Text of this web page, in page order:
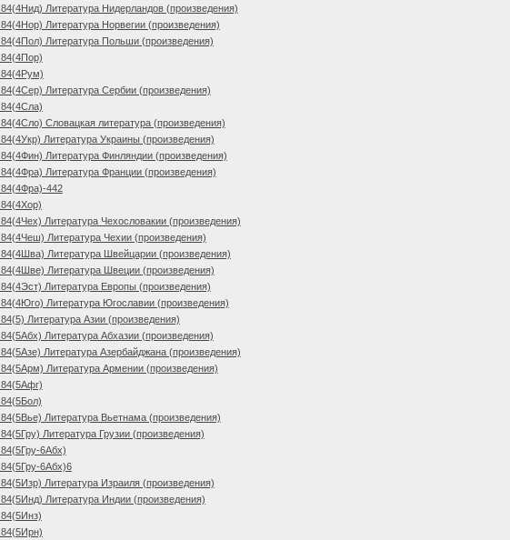
84(4Нид) Литература Нидерландов (произведения)
84(4Нор) Литература Норвегии (произведения)
84(4Пол) Литература Польши (произведения)
84(4Пор)
84(4Рум)
84(4Сер) Литература Сербии (произведения)
84(4Сла)
84(4Сло) Словацкая литература (произведения)
84(4Укр) Литература Украины (произведения)
84(4Фин) Литература Финляндии (произведения)
84(4Фра) Литература Франции (произведения)
84(4Фра)-442
84(4Хор)
84(4Чех) Литература Чехословакии (произведения)
84(4Чеш) Литература Чехии (произведения)
84(4Шва) Литература Швейцарии (произведения)
84(4Шве) Литература Швеции (произведения)
84(4Эст) Литература Европы (произведения)
84(4Юго) Литература Югославии (произведения)
84(5) Литература Азии (произведения)
84(5Абх) Литература Абхазии (произведения)
84(5Азе) Литература Азербайджана (произведения)
84(5Арм) Литература Армении (произведения)
84(5Афг)
84(5Бол)
84(5Вье) Литература Вьетнама (произведения)
84(5Гру) Литература Грузии (произведения)
84(5Гру-6Абх)
84(5Гру-6Абх)6
84(5Изр) Литература Израиля (произведения)
84(5Инд) Литература Индии (произведения)
84(5Инз)
84(5Ирн)